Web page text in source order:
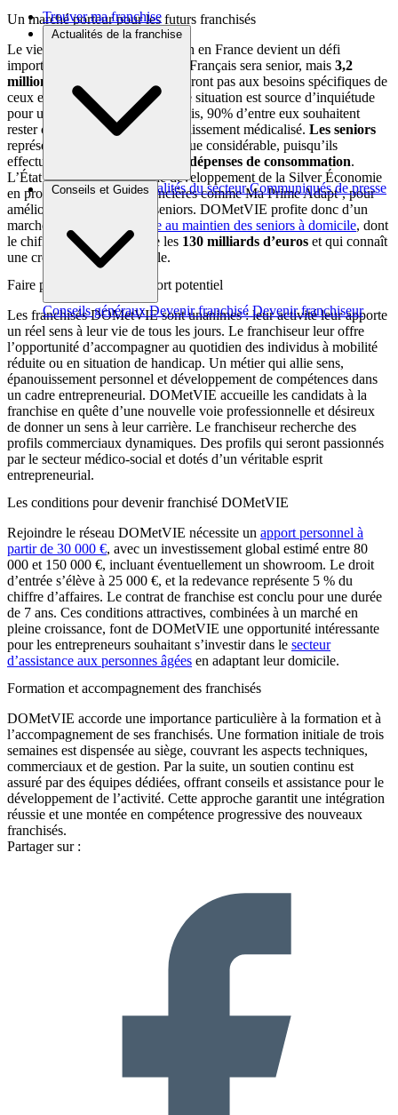
Trouver ma franchise
Actualités de la franchise
Brèves et actus Actualités du secteur Communiqués de presse
Conseils et Guides
Conseils généraux Devenir franchisé Devenir franchiseur
Un marché porteur pour les futurs franchisés
Le vieillissement de la population en France devient un défi
important. En 2030, un tiers des Français sera senior, mais 3,2
millions
de résidences ne répondront pas aux besoins spécifiques de
ceux en perte d’autonomie. Cette situation est source d’inquiétude
pour un grand nombre de Français, 90% d’entre eux souhaitent
rester chez eux plutôt qu’en établissement médicalisé. Les seniors
représentent une force économique considérable, puisqu’ils
effectuent aujourd’hui
54% des dépenses de consommation.
L’État soutient activement le développement de la Silver Économie
en proposant des aides financières comme Ma Prime Adapt’, pour
améliorer le logement des seniors. DOMetVIE profite donc d’un
marché porteur d’
assistance au maintien des seniors à domicile, dont
le chiffre d’affaires dépasse les 130 milliards d’euros et qui connaît
une croissance exponentielle.
Faire partie d’un réseau à fort potentiel
Les franchisés DOMetVIE sont unanimes : leur activité leur apporte
un réel sens à leur vie de tous les jours. Le franchiseur leur offre
l’opportunité d’accompagner au quotidien des individus à mobilité
réduite ou en situation de handicap. Un métier qui allie sens,
épanouissement personnel et développement de compétences dans
un cadre entrepreneurial. DOMetVIE accueille les candidats à la
franchise en quête d’une nouvelle voie professionnelle et désireux
de donner un sens à leur carrière. Le franchiseur recherche des
profils commerciaux dynamiques. Des profils qui seront passionnés
par le secteur médico-social et dotés d’un véritable esprit
entrepreneurial.
Les conditions pour devenir franchisé DOMetVIE
Rejoindre le réseau DOMetVIE nécessite un apport personnel à
partir de 30 000 €, avec un investissement global estimé entre 80
000 et 150 000 €, incluant éventuellement un showroom. Le droit
d’entrée s’élève à 25 000 €, et la redevance représente 5 % du
chiffre d’affaires. Le contrat de franchise est conclu pour une durée
de 7 ans. Ces conditions attractives, combinées à un marché en
pleine croissance, font de DOMetVIE une opportunité intéressante
pour les entrepreneurs souhaitant s’investir dans le secteur
d’assistance aux personnes âgées en adaptant leur domicile.
Formation et accompagnement des franchisés
DOMetVIE accorde une importance particulière à la formation et à
l’accompagnement de ses franchisés. Une formation initiale de trois
semaines est dispensée au siège, couvrant les aspects techniques,
commerciaux et de gestion. Par la suite, un soutien continu est
assuré par des équipes dédiées, offrant conseils et assistance pour le
développement de l’activité. Cette approche garantit une intégration
réussie et une montée en compétence progressive des nouveaux
franchisés.
Partager sur :